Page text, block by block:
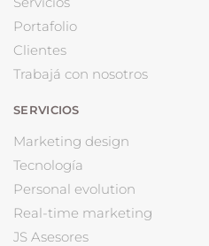
Portafolio
Clientes
Trabajá con nosotros
SERVICIOS
Marketing design
Tecnología
Personal evolution
Real-time marketing
JS Asesores